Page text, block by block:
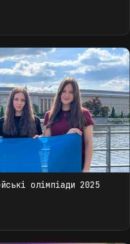
олімпіади 2025